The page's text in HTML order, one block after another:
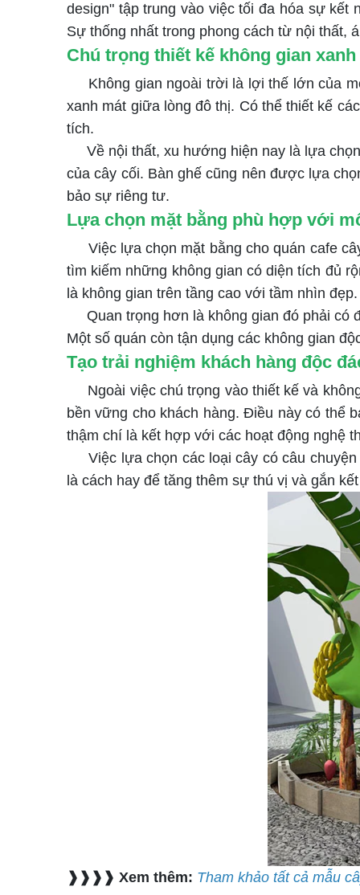
design" tập trung vào việc tối đa hóa sự kết
Sự thống nhất trong phong cách từ nội thất,
Chú trọng thiết kế không gian
Không gian ngoài trời là lợi thế lớn của
xanh mát giữa lòng đô thị. Có thể thiết kế
tích.
Về nội thất, xu hướng hiện nay là lựa chọn
của cây cối. Bàn ghế cũng nên được lựa
bảo sự riêng tư.
Lựa chọn mặt bằng phù hợp với
Việc lựa chọn mặt bằng cho quán cafe
tìm kiếm những không gian có diện tích đủ
là không gian trên tầng cao với tầm nhìn
Quan trọng hơn là không gian đó phải có
Một số quán còn tận dụng các không gian
Tạo trải nghiệm khách hàng độc
Ngoài việc chú trọng vào thiết kế và
bền vững cho khách hàng. Điều này có thể
thậm chí là kết hợp với các hoạt động nghệ
Việc lựa chọn các loại cây có câu chuyện
là cách hay để tăng thêm sự thú vị và gắn
❱❱❱❱ Xem thêm: Tham khảo tất cả mẫu